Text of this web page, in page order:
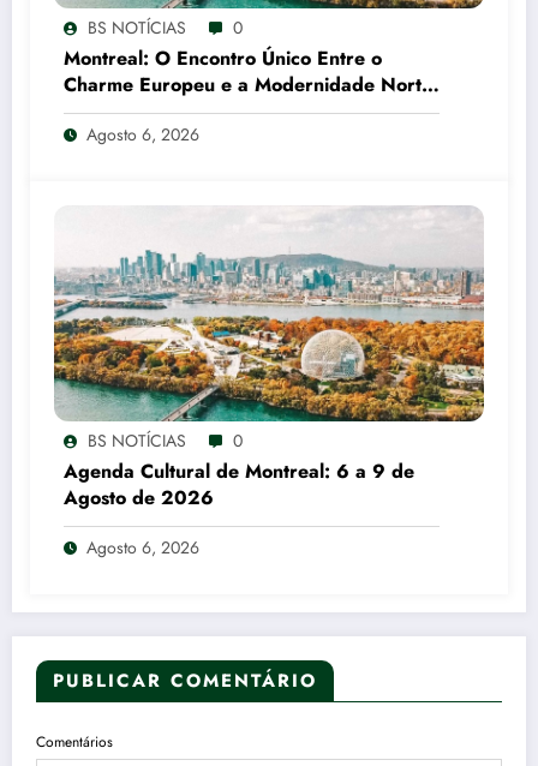
BS NOTÍCIAS 0
Montreal: O Encontro Único Entre o
Charme Europeu e a Modernidade Norte-
Americana
Agosto 6, 2026
BS NOTÍCIAS 0
Agenda Cultural de Montreal: 6 a 9 de
Agosto de 2026
Agosto 6, 2026
PUBLICAR COMENTÁRIO
Comentários